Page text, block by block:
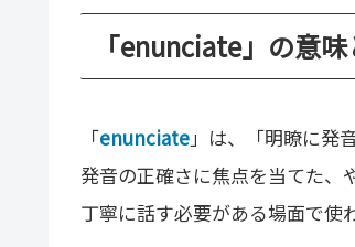
「enunciate」の意
「enunciate」は、「明瞭に発
発音の正確さに焦点を当てた、
丁寧に話す必要がある場面で使